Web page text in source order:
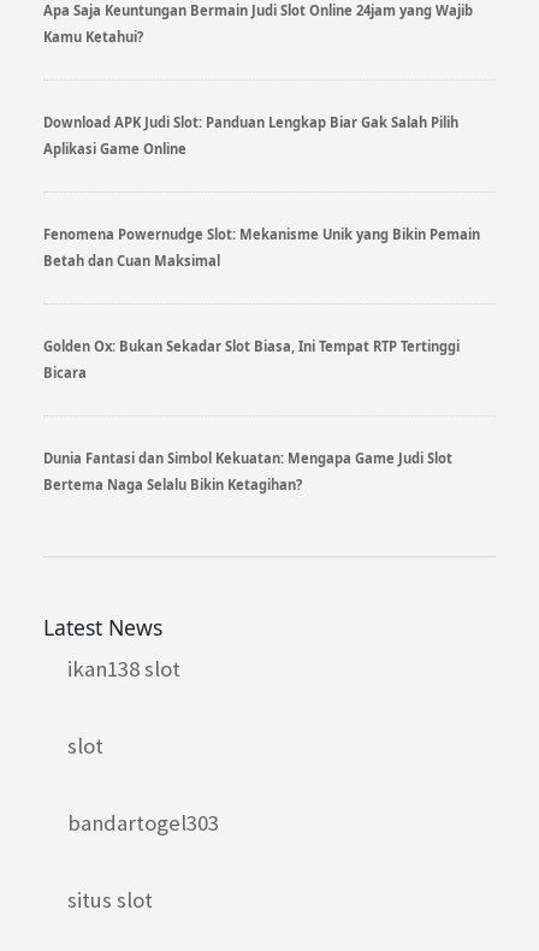
Apa Saja Keuntungan Bermain Judi Slot Online 24jam yang Wajib
Kamu Ketahui?
Download APK Judi Slot: Panduan Lengkap Biar Gak Salah Pilih
Aplikasi Game Online
Fenomena Powernudge Slot: Mekanisme Unik yang Bikin Pemain
Betah dan Cuan Maksimal
Golden Ox: Bukan Sekadar Slot Biasa, Ini Tempat RTP Tertinggi
Bicara
Dunia Fantasi dan Simbol Kekuatan: Mengapa Game Judi Slot
Bertema Naga Selalu Bikin Ketagihan?
Latest News
ikan138 slot
slot
bandartogel303
situs slot